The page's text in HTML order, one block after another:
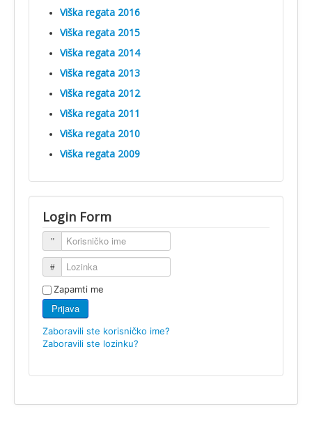
Viška regata 2016
Viška regata 2015
Viška regata 2014
Viška regata 2013
Viška regata 2012
Viška regata 2011
Viška regata 2010
Viška regata 2009
Login Form
Korisničko ime
Lozinka
Zapamti me
Prijava
Zaboravili ste korisničko ime?
Zaboravili ste lozinku?